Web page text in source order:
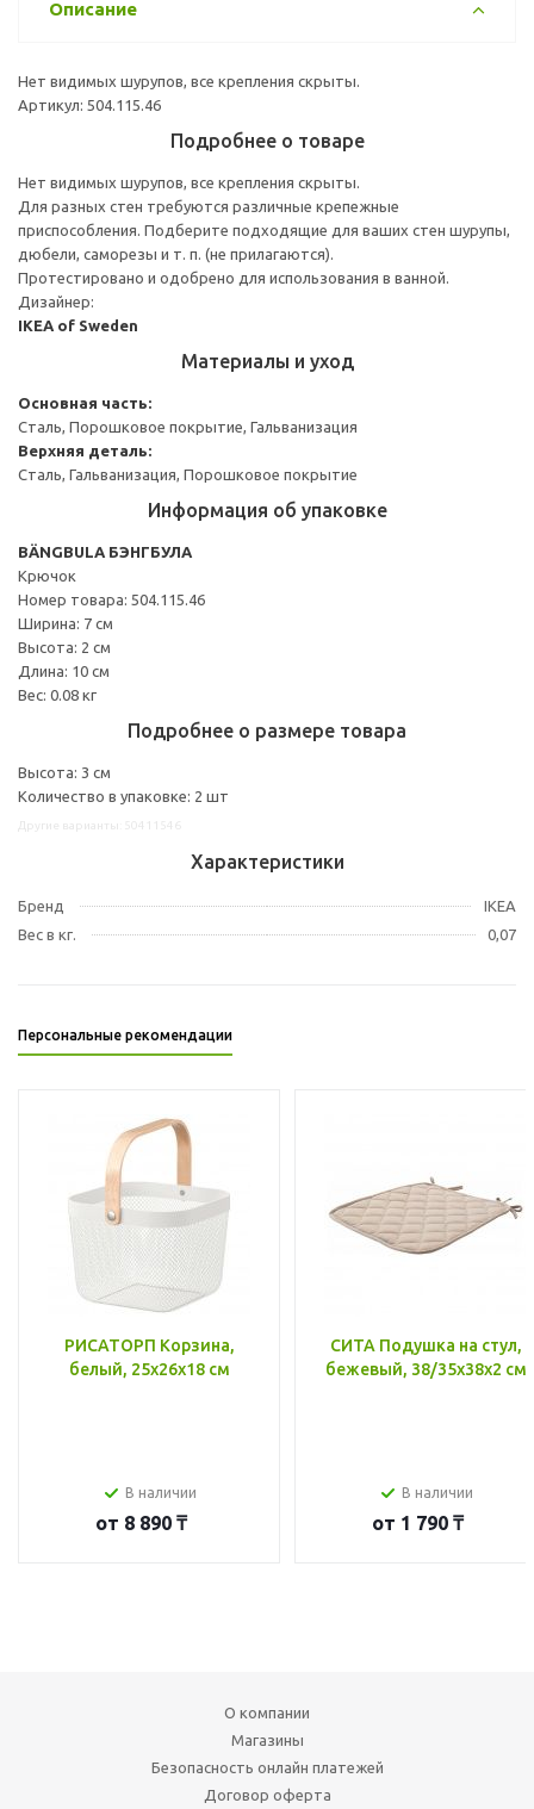
Описание
Нет видимых шурупов, все крепления скрыты.
Артикул: 504.115.46
Подробнее о товаре
Нет видимых шурупов, все крепления скрыты.
Для разных стен требуются различные крепежные
приспособления. Подберите подходящие для ваших стен шурупы,
дюбели, саморезы и т. п. (не прилагаются).
Протестировано и одобрено для использования в ванной.
Дизайнер:
IKEA of Sweden
Материалы и уход
Основная часть:
Сталь, Порошковое покрытие, Гальванизация
Верхняя деталь:
Сталь, Гальванизация, Порошковое покрытие
Информация об упаковке
BÄNGBULA БЭНГБУЛА
Крючок
Номер товара: 504.115.46
Ширина: 7 см
Высота: 2 см
Длина: 10 см
Вес: 0.08 кг
Подробнее о размере товара
Высота: 3 см
Количество в упаковке: 2 шт
Характеристики
Бренд
IKEA
Вес в кг.
0,07
Персональные рекомендации
РИСАТОРП Корзина,
белый, 25x26x18 см
В наличии
от 8 890 ₸
СИТА Подушка на стул,
бежевый, 38/35x38x2 см
В наличии
от 1 790 ₸
О компании
Магазины
Безопасность онлайн платежей
Договор оферта